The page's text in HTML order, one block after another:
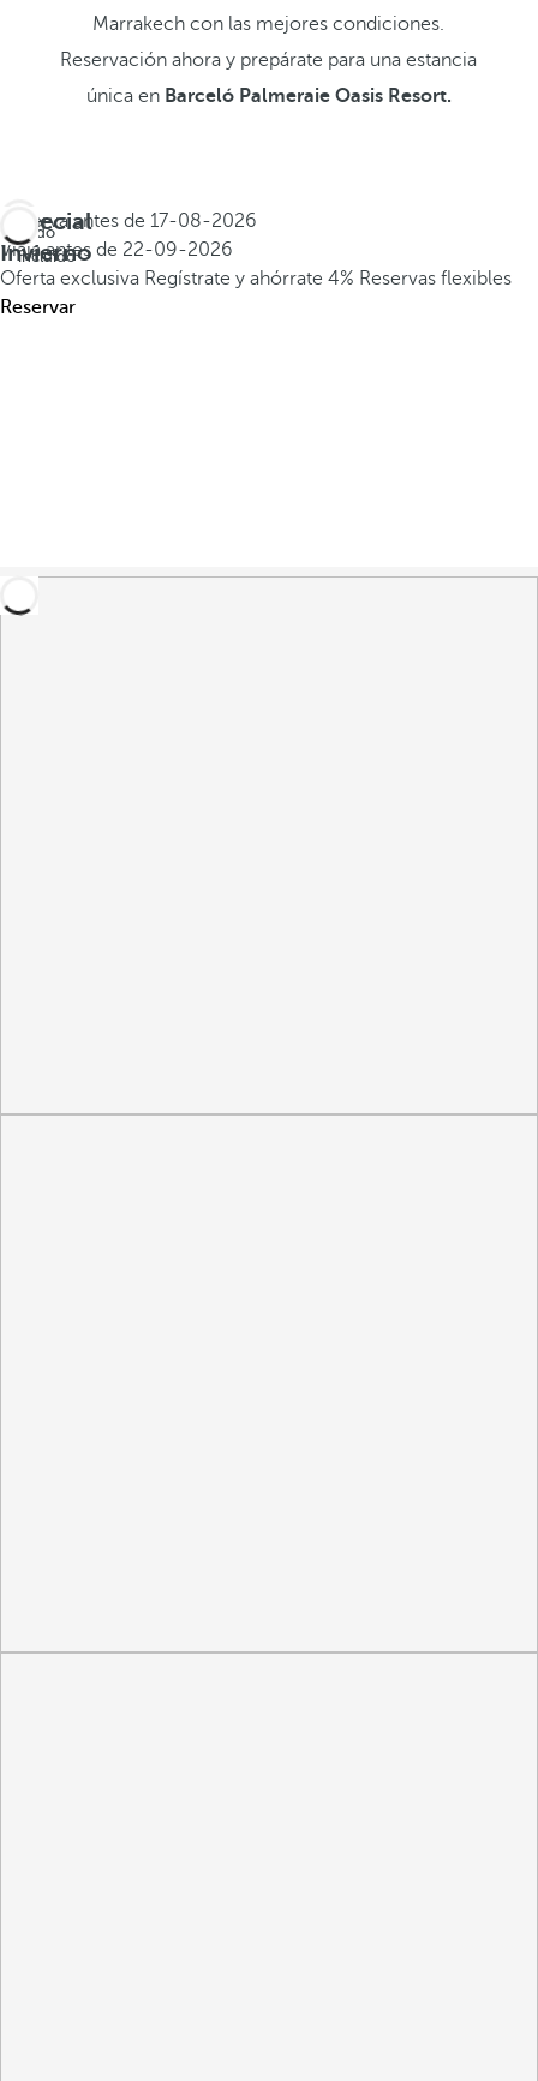
Marrakech con las mejores condiciones.
Reservación ahora y prepárate para una estancia
única en Barceló Palmeraie Oasis Resort.
Especial
Invierno
Todo
incluido
Reserva antes de 17-08-2026
Viaja antes de 22-09-2026
Oferta exclusiva Regístrate y ahórrate 4% Reservas flexibles
Reservar